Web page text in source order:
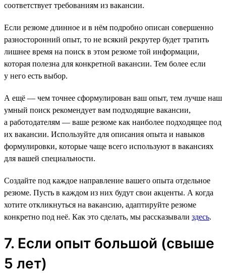
соответствует требованиям из вакансии.
Если резюме длинное и в нём подробно описан совершенно
разносторонний опыт, то не всякий рекрутер будет тратить
лишнее время на поиск в этом резюме той информации,
которая полезна для конкретной вакансии. Тем более если
у него есть выбор.
А ещё — чем точнее сформулирован ваш опыт, тем лучше наш
умный поиск рекомендует вам подходящие вакансии,
а работодателям — ваше резюме как наиболее подходящее под
их вакансии. Используйте для описания опыта и навыков
формулировки, которые чаще всего используют в вакансиях
для вашей специальности.
Создайте под каждое направление вашего опыта отдельное
резюме. Пусть в каждом из них будут свои акценты. А когда
хотите откликнуться на вакансию, адаптируйте резюме
конкретно под неё. Как это сделать, мы рассказывали здесь.
7. Если опыт большой (свыше
5 лет)